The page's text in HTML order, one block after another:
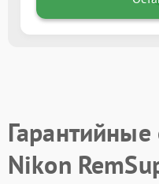
Гарантийные
Nikon